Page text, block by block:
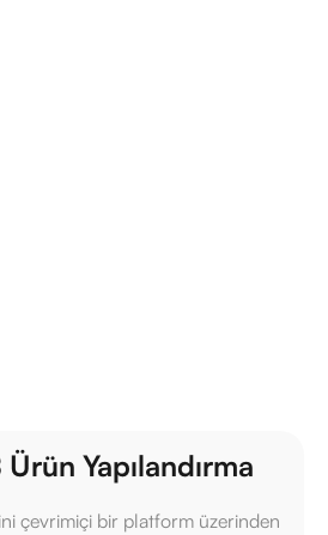
Yapılandırma
çevrimiçi bir platform üzerinden